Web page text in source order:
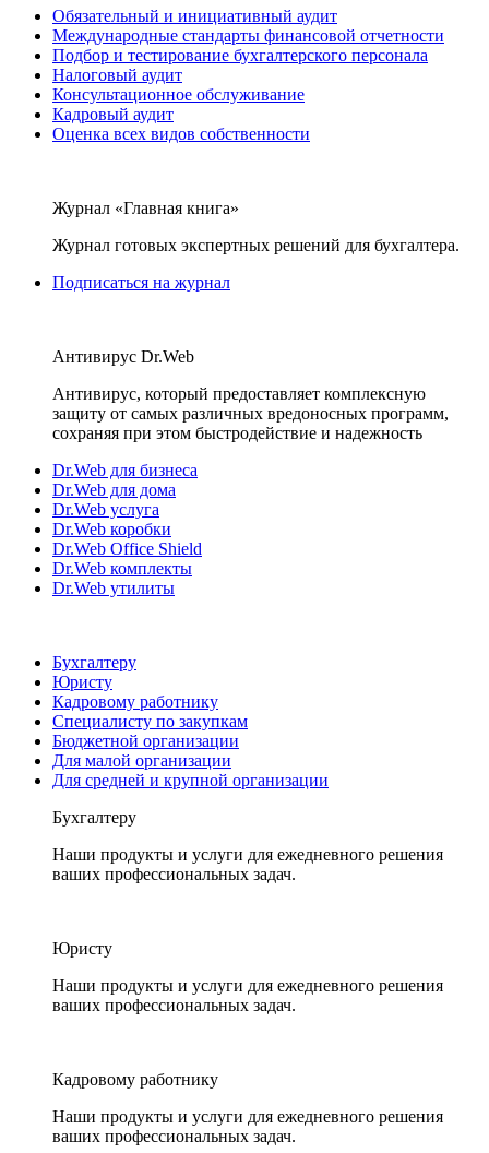
Обязательный и инициативный аудит
Международные стандарты финансовой отчетности
Подбор и тестирование бухгалтерского персонала
Налоговый аудит
Консультационное обслуживание
Кадровый аудит
Оценка всех видов собственности
Журнал «Главная книга»
Журнал готовых экспертных решений для бухгалтера.
Подписаться на журнал
Антивирус Dr.Web
Антивирус, который предоставляет комплексную
защиту от самых различных вредоносных программ,
сохраняя при этом быстродействие и надежность
Dr.Web для бизнеса
Dr.Web для дома
Dr.Web услуга
Dr.Web коробки
Dr.Web Office Shield
Dr.Web комплекты
Dr.Web утилиты
Бухгалтеру
Юристу
Кадровому работнику
Специалисту по закупкам
Бюджетной организации
Для малой организации
Для средней и крупной организации
Бухгалтеру
Наши продукты и услуги для ежедневного решения
ваших профессиональных задач.
Юристу
Наши продукты и услуги для ежедневного решения
ваших профессиональных задач.
Кадровому работнику
Наши продукты и услуги для ежедневного решения
ваших профессиональных задач.